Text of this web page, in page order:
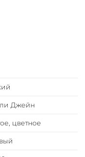
Джейн
цветное